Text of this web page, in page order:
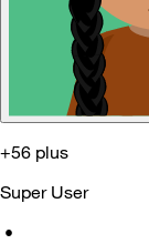
+56 plus
Super User
•